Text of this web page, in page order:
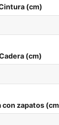
(cm)
(cm)
zapatos